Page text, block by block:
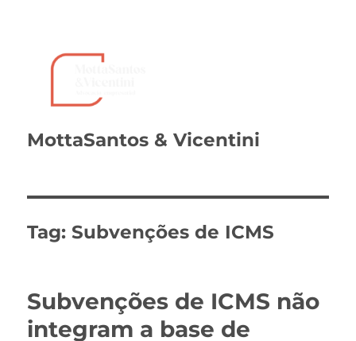
MottaSantos & Vicentini
Tag:Subvenções de ICMS
Subvenções de ICMS não
integram a base de